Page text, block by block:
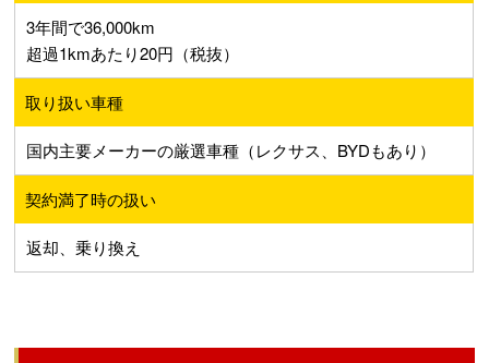
3年間で36,000km
超過1kmあたり20円（税抜）
取り扱い車種
国内主要メーカーの厳選車種（レクサス、BYDもあり）
契約満了時の扱い
返却、乗り換え